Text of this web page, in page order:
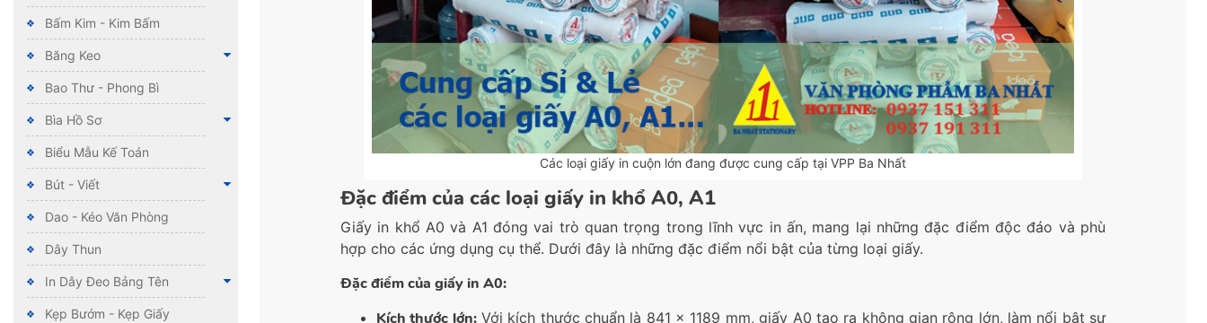
Bấm Kim - Kim Bấm
Băng Keo
Bao Thư - Phong Bì
Bìa Hồ Sơ
Biểu Mẫu Kế Toán
Bút - Viết
Dao - Kéo Văn Phòng
Dây Thun
In Dây Đeo Bảng Tên
Kẹp Bướm - Kẹp Giấy
Các loại giấy in cuộn lớn đang được cung cấp tại VPP Ba Nhất
Đặc điểm của các loại giấy in khổ A0, A1
Giấy in khổ A0 và A1 đóng vai trò quan trọng trong lĩnh vực in ấn, mang lại những đặc điểm độc đáo và phù
hợp cho các ứng dụng cụ thể. Dưới đây là những đặc điểm nổi bật của từng loại giấy.
Đặc điểm của giấy in A0:
Kích thước lớn:Với kích thước chuẩn là 841 x 1189 mm, giấy A0 tạo ra không gian rộng lớn, làm nổi bật sự